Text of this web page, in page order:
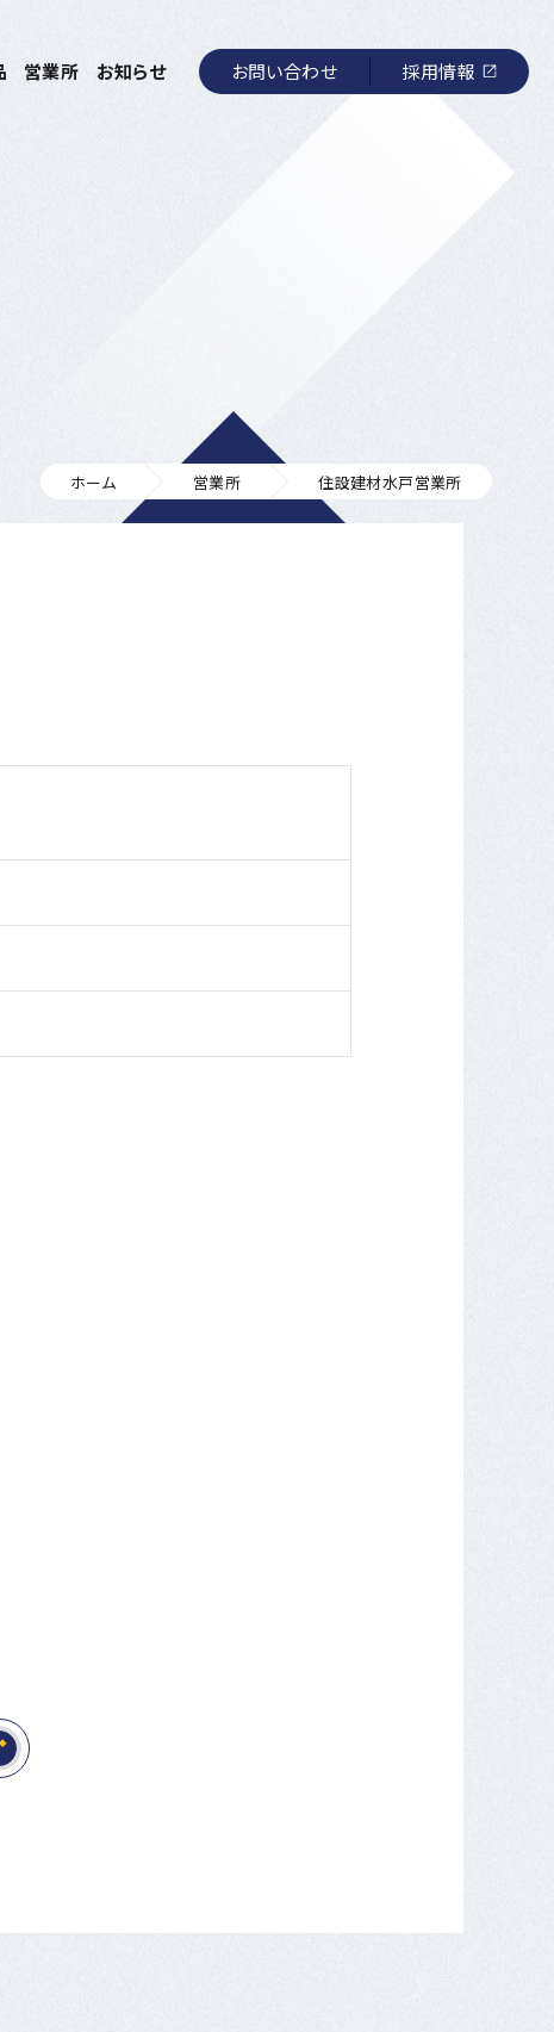
営業所 お知らせ お問い合わせ 採用情報
ホーム 営業所 住設建材水戸営業所